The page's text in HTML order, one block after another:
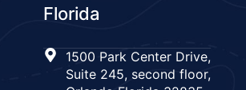
Florida
1500 Park Center Drive,
Suite 245, second floor,